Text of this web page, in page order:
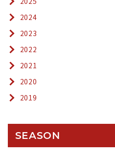
2024
2023
2022
2021
2020
2019
SEASON